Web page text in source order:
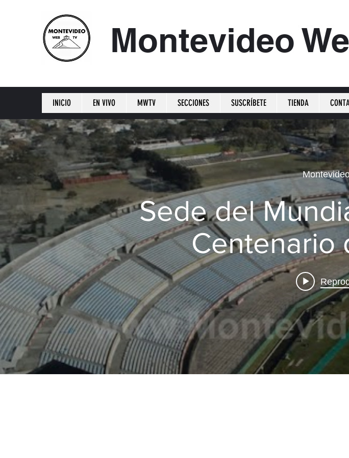
Montevideo
Sede del
Centenario
#mundial2030
INICIO EN VIVO MWTV SECCIONES SUSCRÍBETE TIENDA